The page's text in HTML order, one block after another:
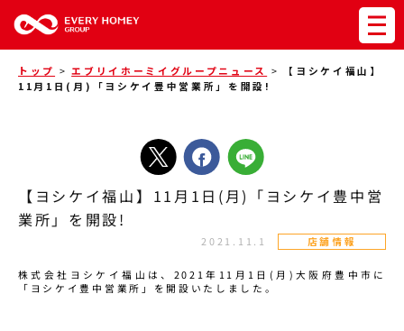
トップ >エブリイホーミイグループニュース >
【ヨシケイ福山】
11月1日(月)「ヨシケイ豊中営業所」を開設!
【ヨシケイ福山】11月1日(月)「ヨシケイ豊中営
業所」を開設!
2021.11.1 店舗情報
株式会社ヨシケイ福山は、2021年11月1日(月)大阪府豊中市に
「ヨシケイ豊中営業所」を開設いたしました。